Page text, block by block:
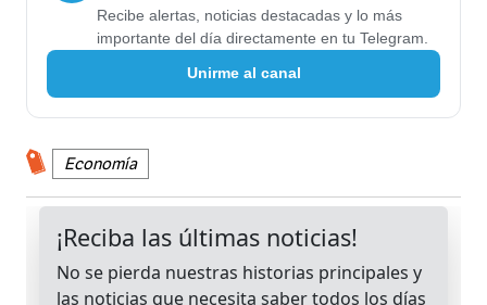
Recibe alertas, noticias destacadas y lo más
importante del día directamente en tu Telegram.
Unirme al canal
Economía